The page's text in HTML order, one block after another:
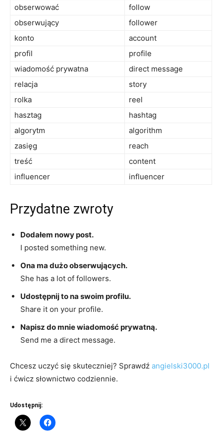
obserwować
follow
obserwujący
follower
konto
account
profil
profile
wiadomość prywatna
direct message
relacja
story
rolka
reel
hasztag
hashtag
algorytm
algorithm
zasięg
reach
treść
content
influencer
influencer
Przydatne zwroty
Dodałem nowy post.
I posted something new.
Ona ma dużo obserwujących.
She has a lot of followers.
Udostępnij to na swoim profilu.
Share it on your profile.
Napisz do mnie wiadomość prywatną.
Send me a direct message.
Chcesz uczyć się skuteczniej? Sprawdź angielski3000.pl
i ćwicz słownictwo codziennie.
Udostępnij: